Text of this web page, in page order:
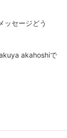
ッセージどう
akahoshiで